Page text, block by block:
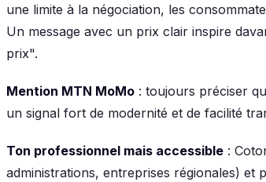
une limite à la négociation, les
Un message avec un prix clair inspire
prix".
Mention MTN MoMo : toujours préciser
un signal fort de modernité et de facilité
Ton professionnel mais accessible :
administrations, entreprises régionales) et